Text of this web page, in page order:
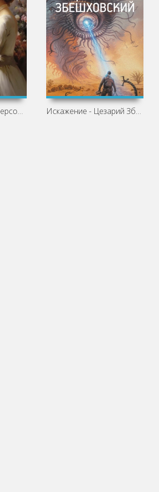
Основные темы и персонажи «Недоросля» Искажение - Цезарий Збешховский